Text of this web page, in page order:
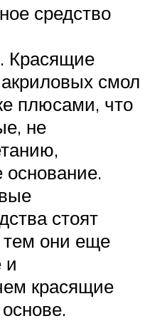
средство
Красящие
смол
плюсами, что
не
стоят
тем они еще
и
красящие